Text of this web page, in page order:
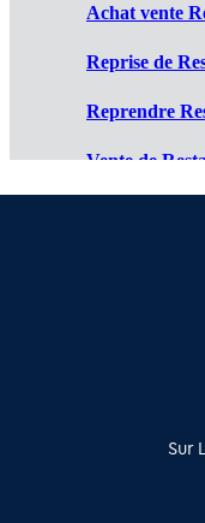
Achat vente
Reprise de
Reprendre
Vente de
relation qualifiée
Sur